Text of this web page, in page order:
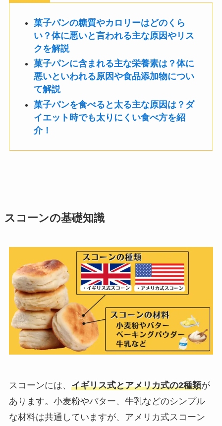
菓子パンの糖質やカロリーはどのくら
い？体に悪いと言われる主な原因やリス
クを解説
菓子パンに含まれる主な栄養素は？体に
悪いといわれる原因や食品添加物につい
て解説
菓子パンを食べると太る主な原因は？ダ
イエット時でも太りにくい食べ方を紹
介！
スコーンの基礎知識
スコーンには、 イギリス式とアメリカ式の2種類が
あります。小麦粉やバター、牛乳などのシンプル
な材料は共通していますが、アメリカ式スコーン